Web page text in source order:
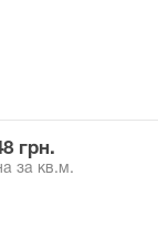
48 грн.
за кв.м.